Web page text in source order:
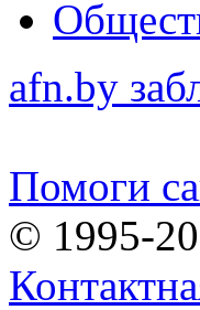
afn.by
Помоги
© 1995-